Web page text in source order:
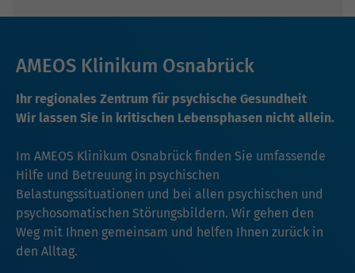
AMEOS Klinikum Osnabrück
Ihr regionales Zentrum für psychische Gesundheit
Wir lassen Sie in kritischen Lebensphasen nicht allein.
Im AMEOS Klinikum Osnabrück finden Sie umfassende
Hilfe und Betreuung in psychischen
Belastungssituationen und bei allen psychischen und
psychosomatischen Störungsbildern. Wir gehen den
Weg mit Ihnen gemeinsam und helfen Ihnen zurück in
den Alltag.